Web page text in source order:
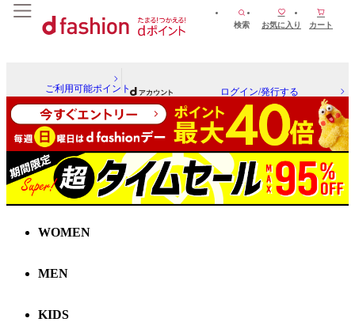
検索 お気に入り カート
ご利用可能ポイント ログイン/発行する
WOMEN
MEN
KIDS